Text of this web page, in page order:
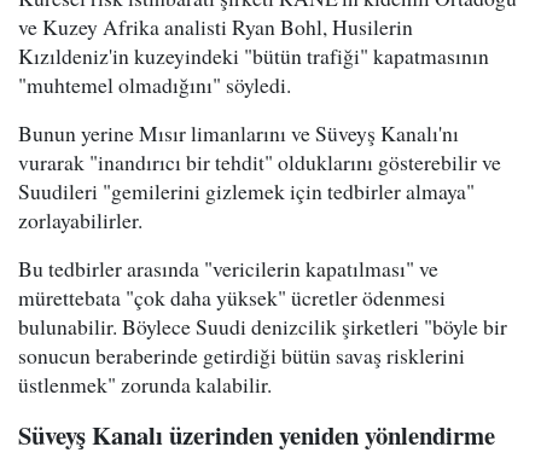
ve Kuzey Afrika analisti Ryan Bohl, Husilerin
Kızıldeniz'in kuzeyindeki "bütün trafiği" kapatmasının
"muhtemel olmadığını" söyledi.
Bunun yerine Mısır limanlarını ve Süveyş Kanalı'nı
vurarak "inandırıcı bir tehdit" olduklarını gösterebilir ve
Suudileri "gemilerini gizlemek için tedbirler almaya"
zorlayabilirler.
Bu tedbirler arasında "vericilerin kapatılması" ve
mürettebata "çok daha yüksek" ücretler ödenmesi
bulunabilir. Böylece Suudi denizcilik şirketleri "böyle bir
sonucun beraberinde getirdiği bütün savaş risklerini
üstlenmek" zorunda kalabilir.
Süveyş Kanalı üzerinden yeniden yönlendirme